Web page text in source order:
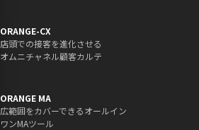
ORANGE-CX
店頭での接客を進化させる
オムニチャネル顧客カルテ
ORANGE MA
広範囲をカバーできるオールイン
ワンMAツール